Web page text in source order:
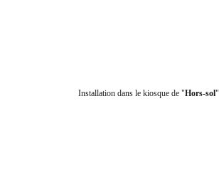
Installation dans le kiosque de "Hors-sol"